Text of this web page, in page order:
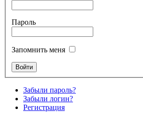
Пароль
Запомнить меня
Забыли пароль?
Забыли логин?
Регистрация